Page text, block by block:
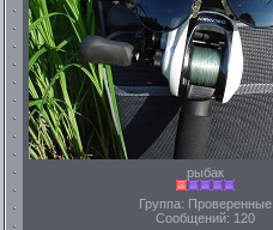
рыбак
Группа: Проверенные
Сообщений: 120